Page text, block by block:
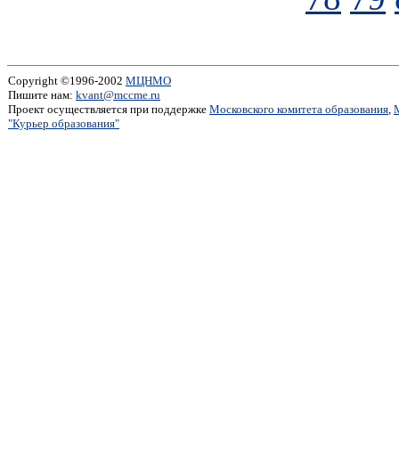
Copyright ©1996-2002 МЦНМО
Пишите нам: kvant@mccme.ru
Проект осуществляется при поддержке Московского комитета образования,
"Курьер образования"